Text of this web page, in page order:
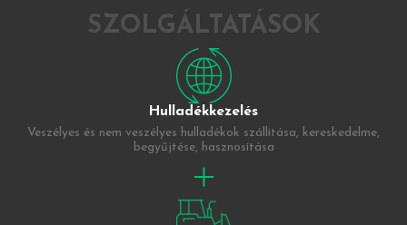
SZOLGÁLTATÁSOK
Hulladékkezelés
Veszélyes és nem veszélyes hulladékok szállítása, kereskedelme,
begyűjtése, hasznosítása